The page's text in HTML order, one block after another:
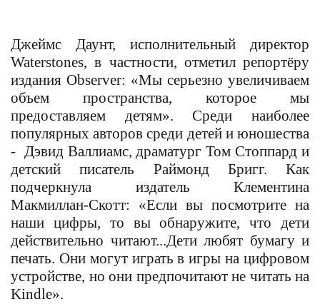
Джеймс Даунт, исполнительный директор
Waterstones, в частности, отметил репортёру
издания Observer: «Мы серьезно увеличиваем
объем пространства, которое мы
предоставляем детям». Среди наиболее
популярных авторов среди детей и юношества
- Дэвид Валлиамс, драматург Том Стоппард и
детский писатель Раймонд Бригг. Как
подчеркнула издатель Клементина
Макмиллан-Скотт: «Если вы посмотрите на
наши цифры, то вы обнаружите, что дети
действительно читают...Дети любят бумагу и
печать. Они могут играть в игры на цифровом
устройстве, но они предпочитают не читать на
Kindle».